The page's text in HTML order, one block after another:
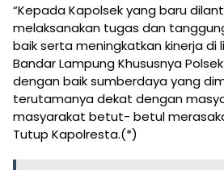
“Kepada Kapolsek yang baru
melaksanakan tugas dan
baik serta meningkatkan kinerja di
Bandar Lampung Khususnya
dengan baik sumberdaya yang
terutamanya dekat dengan
masyarakat betut- betul
Tutup Kapolresta.(*)